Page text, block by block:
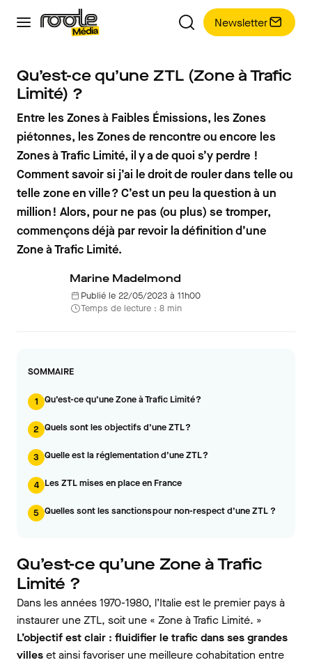
Newsletter
Qu’est-ce qu’une ZTL (Zone à Trafic
Limité) ?
Entre les Zones à Faibles Émissions, les Zones
piétonnes, les Zones de rencontre ou encore les
Zones à Trafic Limité, il y a de quoi s’y perdre !
Comment savoir si j’ai le droit de rouler dans telle ou
telle zone en ville ? C’est un peu la question à un
million ! Alors, pour ne pas (ou plus) se tromper,
commençons déjà par revoir la définition d’une
Zone à Trafic Limité.
Marine Madelmond
Publié le 22/05/2023 à 11h00
Temps de lecture : 8 min
SOMMAIRE
1 Qu’est-ce qu’une Zone à Trafic Limité ?
2 Quels sont les objectifs d’une ZTL ?
3 Quelle est la réglementation d’une ZTL ?
4 Les ZTL mises en place en France
5 Quelles sont les sanctions pour non-respect d’une ZTL ?
Qu’est-ce qu’une Zone à Trafic
Limité ?
Dans les années 1970-1980, l’Italie est le premier pays à
instaurer une ZTL, soit une « Zone à Trafic Limité. »
L’objectif est clair : fluidifier le trafic dans ses grandes
villeset ainsi favoriser une meilleure cohabitation entre